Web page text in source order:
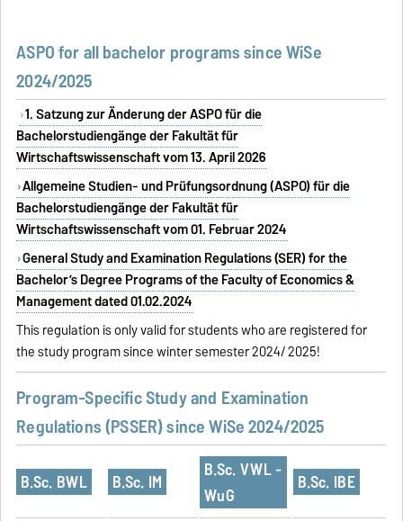
ASPO for all bachelor programs since WiSe
2024/2025
1. Satzung zur Änderung der ASPO für die
Bachelorstudiengänge der Fakultät für
Wirtschaftswissenschaft vom 13. April 2026
Allgemeine Studien- und Prüfungsordnung (ASPO) für die
Bachelorstudiengänge der Fakultät für
Wirtschaftswissenschaft vom 01. Februar 2024
General Study and Examination Regulations (SER) for the
Bachelor’s Degree Programs of the Faculty of Economics &
Management dated 01.02.2024
This regulation is only valid for students who are registered for
the study program since winter semester 2024/ 2025!
Program-Specific Study and Examination
Regulations (PSSER) since WiSe 2024/2025
B.Sc. BWL B.Sc. IM
B.Sc. VWL -
WuG
B.Sc. IBE